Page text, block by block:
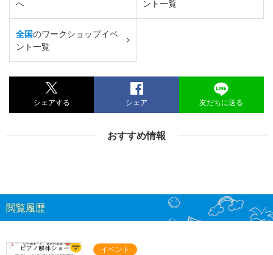
へ ント一覧
全国のワークショップイベ
ント一覧
シェアする シェア 友だちに送る
おすすめ情報
閲覧履歴